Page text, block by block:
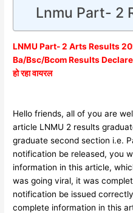
Lnmu Part- 2
LNMU Part- 2 Arts Results
Ba/Bsc/Bcom Results Declared
हो रहा वायरल
Hello friends, all of you are
article LNMU 2 results
graduate second section i.e.
notification be released, you
information in this article,
was going viral, it was
notification be issued
complete information in this